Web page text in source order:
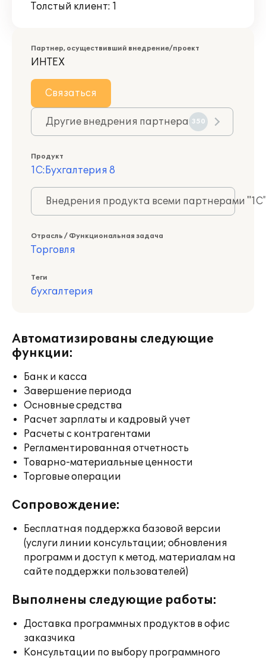
Толстый клиент: 1
Партнер, осуществивший внедрение/проект
ИНТЕХ
Связаться
Другие внедрения партнера 350
Продукт
1С:Бухгалтерия 8
Внедрения продукта всеми партнерами
Отрасль / Функциональная задача
Торговля
Теги
бухгалтерия
Автоматизированы следующие
функции:
Банк и касса
Завершение периода
Основные средства
Расчет зарплаты и кадровый учет
Расчеты с контрагентами
Регламентированная отчетность
Товарно-материальные ценности
Торговые операции
Сопровождение:
Бесплатная поддержка базовой версии
(услуги линии консультации; обновления
программ и доступ к метод. материалам на
сайте поддержки пользователей)
Выполнены следующие работы:
Доставка программных продуктов в офис
заказчика
Консультации по выбору программного